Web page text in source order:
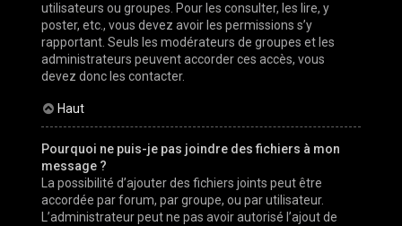
utilisateurs ou groupes. Pour les consulter, les lire, y
poster, etc., vous devez avoir les permissions s’y
rapportant. Seuls les modérateurs de groupes et les
administrateurs peuvent accorder ces accès, vous
devez donc les contacter.
Haut
Pourquoi ne puis-je pas joindre des fichiers à mon
message ?
La possibilité d’ajouter des fichiers joints peut être
accordée par forum, par groupe, ou par utilisateur.
L’administrateur peut ne pas avoir autorisé l’ajout de